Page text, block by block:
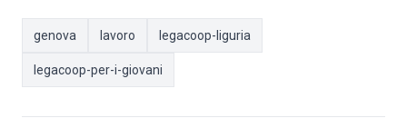
genova lavoro legacoop-liguria
legacoop-per-i-giovani